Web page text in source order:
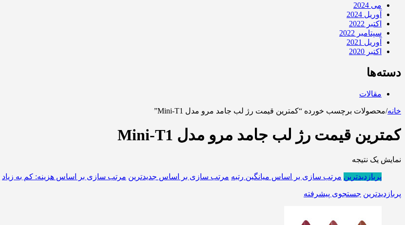
می 2024
آوریل 2024
اکتبر 2022
سپتامبر 2022
آوریل 2021
اکتبر 2020
دسته‌ها
مقالات
خانه/محصولات برچسب خورده “کمترین قیمت رژ لب جامد مرو مدل Mini-T1”
کمترین قیمت رژ لب جامد مرو مدل Mini-T1
نمایش یک نتیجه
پربازدیدترین مرتب سازی بر اساس میانگین رتبه مرتب سازی بر اساس جدیدترین مرتب سازی بر اساس هزینه: کم به زیاد
پربازدیدترین جستجوی پیشرفته